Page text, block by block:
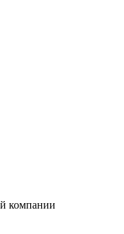
компании